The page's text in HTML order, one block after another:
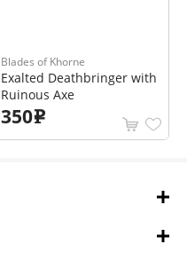
Blades of Khorne
Exalted Deathbringer with
Ruinous Axe
350e